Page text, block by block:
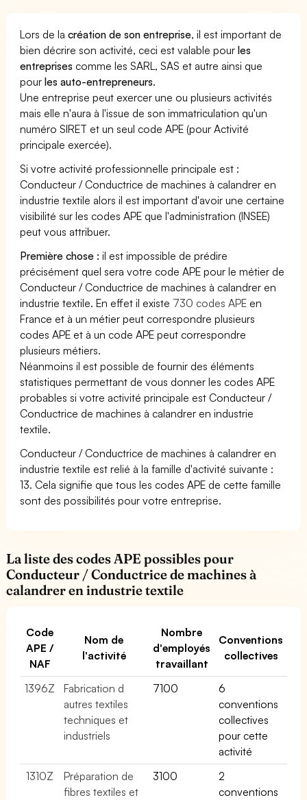
Lors de lacréation de son entreprise, il est important de
bien décrire son activité, ceci est valable pourles
entreprises comme les SARL, SAS et autre ainsi que
pourles auto-entrepreneurs.
Une entreprise peut exercer une ou plusieurs activités
mais elle n'aura à l'issue de son immatriculation qu'un
numéro SIRET et un seul code APE (pour Activité
principale exercée).
Si votre activité professionnelle principale est :
Conducteur / Conductrice de machines à calandrer en
industrie textile alors il est important d'avoir une certaine
visibilité sur les codes APE que l'administration (INSEE)
peut vous attribuer.
Première chose : il est impossible de prédire
précisément quel sera votre code APE pour le métier de
Conducteur / Conductrice de machines à calandrer en
industrie textile. En effet il existe 730 codes APE en
France et à un métier peut correspondre plusieurs
codes APE et à un code APE peut correspondre
plusieurs métiers.
Néanmoins il est possible de fournir des éléments
statistiques permettant de vous donner les codes APE
probables si votre activité principale est Conducteur /
Conductrice de machines à calandrer en industrie
textile.
Conducteur / Conductrice de machines à calandrer en
industrie textile est relié à la famille d'activité suivante :
13. Cela signifie que tous les codes APE de cette famille
sont des possibilités pour votre entreprise.
La liste des codes APE possibles pour
Conducteur / Conductrice de machines à
calandrer en industrie textile
Code
APE /
NAF
Nom de
l'activité
Nombre
d'employés
travaillant
Conventions
collectives
1396Z
Fabrication d
autres textiles
techniques et
industriels
7100
6
conventions
collectives
pour cette
activité
1310Z
Préparation de
fibres textiles et
3100
2
conventions